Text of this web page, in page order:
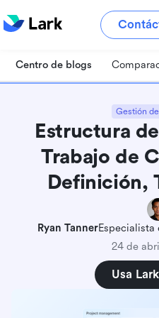
Centro de blogs
Gestión
Estructura
Trabajo de
Definición,
Ryan TannerEspecialista
24 de
Usa